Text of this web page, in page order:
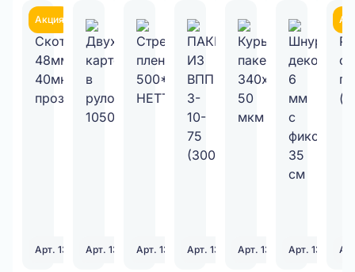
Акция
Арт. 130328Арт. 130979Арт. 130340Арт. 131251Арт. 131398Арт. 131552